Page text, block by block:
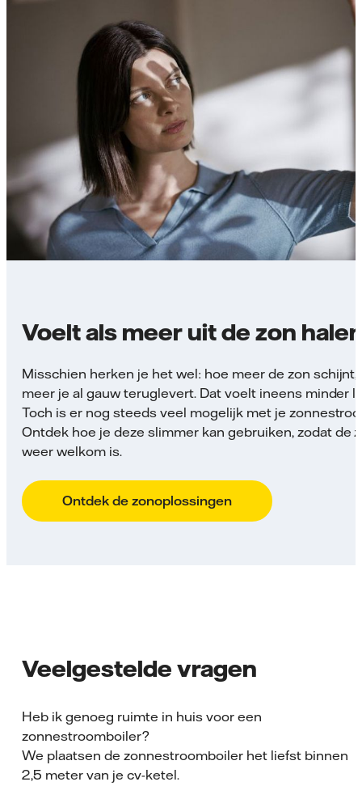
Voelt als meer uit de zon
Misschien herken je het wel: hoe meer de zon schijnt,
meer je al gauw teruglevert. Dat voelt ineens minder
Toch is er nog steeds veel mogelijk met je
Ontdek hoe je deze slimmer kan gebruiken, zodat de
weer welkom is.
Ontdek de zonoplossingen
Veelgestelde vragen
Heb ik genoeg ruimte in huis voor een
zonnestroomboiler?
We plaatsen de zonnestroomboiler het liefst binnen
2,5 meter van je cv-ketel.